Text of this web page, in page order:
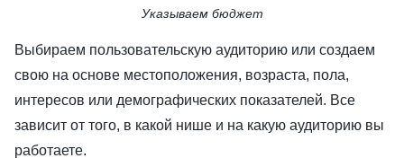
Указываем бюджет
Выбираем пользовательскую аудиторию или создаем
свою на основе местоположения, возраста, пола,
интересов или демографических показателей. Все
зависит от того, в какой нише и на какую аудиторию вы
работаете.